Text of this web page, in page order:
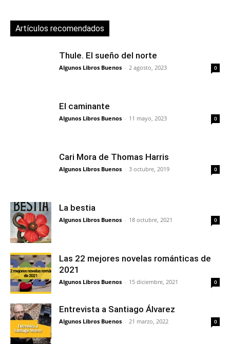
Artículos recomendados
Thule. El sueño del norte
Algunos Libros Buenos - 2 agosto, 2023 0
El caminante
Algunos Libros Buenos - 11 mayo, 2023 0
Cari Mora de Thomas Harris
Algunos Libros Buenos - 3 octubre, 2019 0
La bestia
Algunos Libros Buenos - 18 octubre, 2021 0
Las 22 mejores novelas románticas de
2021
Algunos Libros Buenos - 15 diciembre, 2021 0
Entrevista a Santiago Álvarez
Algunos Libros Buenos - 21 marzo, 2022 0